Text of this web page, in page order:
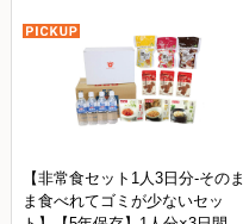
【非常食セット1人3日分-そのま
ま食べれてゴミが少ないセッ